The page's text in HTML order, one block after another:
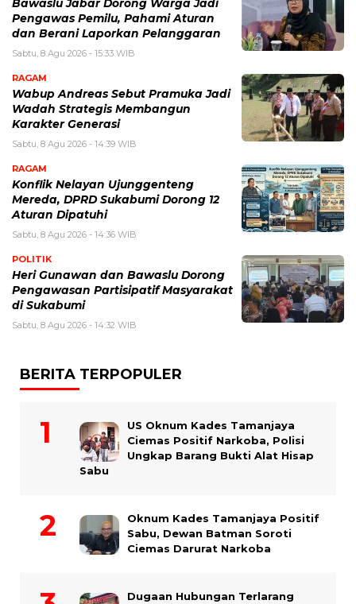
Bawaslu Jabar Dorong Warga Jadi
Pengawas Pemilu, Pahami Aturan
dan Berani Laporkan Pelanggaran
Sabtu, 8 Agu 2026 - 15:33 WIB
RAGAM
Wabup Andreas Sebut Pramuka Jadi
Wadah Strategis Membangun
Karakter Generasi ‎
Sabtu, 8 Agu 2026 - 14:39 WIB
RAGAM
Konflik Nelayan Ujunggenteng
Mereda, DPRD Sukabumi Dorong 12
Aturan Dipatuhi
Sabtu, 8 Agu 2026 - 14:36 WIB
POLITIK
Heri Gunawan dan Bawaslu Dorong
Pengawasan Partisipatif Masyarakat
di Sukabumi
Sabtu, 8 Agu 2026 - 14:32 WIB
BERITA TERPOPULER
US Oknum Kades Tamanjaya
Ciemas Positif Narkoba, Polisi
Ungkap Barang Bukti Alat Hisap
Sabu
Oknum Kades Tamanjaya Positif
Sabu, Dewan Batman Soroti
Ciemas Darurat Narkoba
Dugaan Hubungan Terlarang